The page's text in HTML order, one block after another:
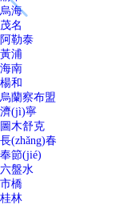
烏海
茂名
阿勒泰
黃浦
海南
楊和
烏蘭察布盟
濟(jì)寧
圖木舒克
長(zhǎng)春
奉節(jié)
六盤水
市橋
桂林